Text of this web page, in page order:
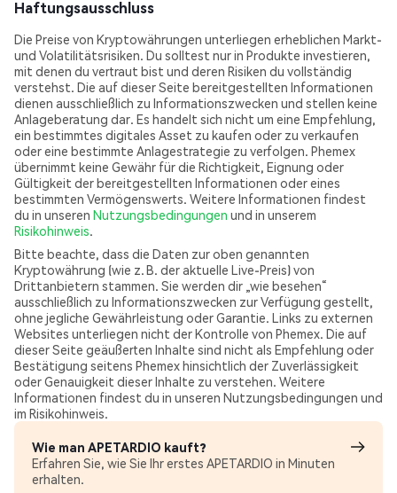
Haftungsausschluss
Die Preise von Kryptowährungen unterliegen erheblichen Markt-
und Volatilitätsrisiken. Du solltest nur in Produkte investieren,
mit denen du vertraut bist und deren Risiken du vollständig
verstehst. Die auf dieser Seite bereitgestellten Informationen
dienen ausschließlich zu Informationszwecken und stellen keine
Anlageberatung dar. Es handelt sich nicht um eine Empfehlung,
ein bestimmtes digitales Asset zu kaufen oder zu verkaufen
oder eine bestimmte Anlagestrategie zu verfolgen. Phemex
übernimmt keine Gewähr für die Richtigkeit, Eignung oder
Gültigkeit der bereitgestellten Informationen oder eines
bestimmten Vermögenswerts. Weitere Informationen findest
du in unseren Nutzungsbedingungen und in unserem
Risikohinweis.
Bitte beachte, dass die Daten zur oben genannten
Kryptowährung (wie z. B. der aktuelle Live-Preis) von
Drittanbietern stammen. Sie werden dir „wie besehen“
ausschließlich zu Informationszwecken zur Verfügung gestellt,
ohne jegliche Gewährleistung oder Garantie. Links zu externen
Websites unterliegen nicht der Kontrolle von Phemex. Die auf
dieser Seite geäußerten Inhalte sind nicht als Empfehlung oder
Bestätigung seitens Phemex hinsichtlich der Zuverlässigkeit
oder Genauigkeit dieser Inhalte zu verstehen. Weitere
Informationen findest du in unseren Nutzungsbedingungen und
im Risikohinweis.
Wie man APETARDIO kauft?
Erfahren Sie, wie Sie Ihr erstes APETARDIO in Minuten
erhalten.